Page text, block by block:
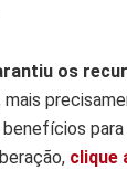
os
mais
clique